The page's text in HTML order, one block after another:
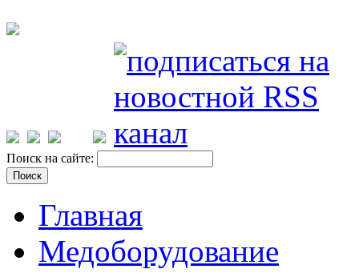
Поиск на сайте:
Главная
Медоборудование